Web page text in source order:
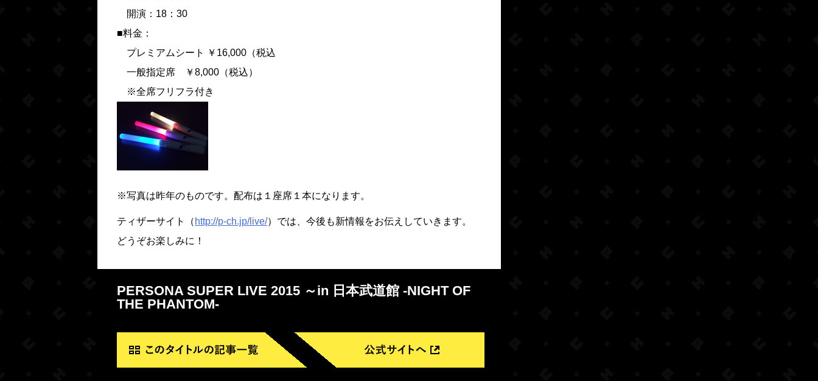
開演： 18：30
■料金：
プレミアムシート ￥16,000（税込
一般指定席 ￥8,000（税込）
※全席フリフラ付き
※写真は昨年のものです。配布は１座席１本になります。
ティザーサイト（ http://p-ch.jp/live/）では、今後も新情報をお伝えしていきます。
どうぞお楽しみに！
PERSONA SUPER LIVE 2015 ～in 日本武道館 -NIGHT OF
THE PHANTOM-